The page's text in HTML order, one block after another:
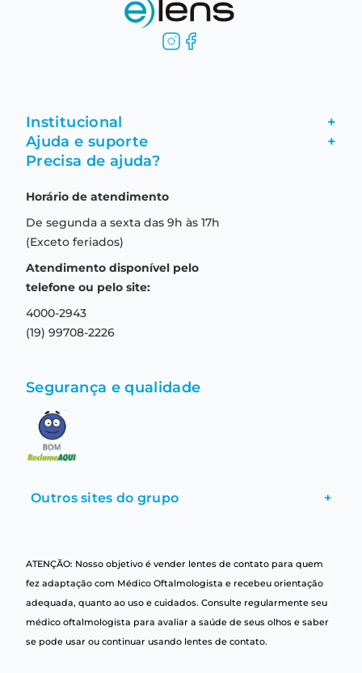
Institucional +
Fale conosco
Formas de pagamento
Aviso de privacidade
Termos e condições de uso
Ajuda e suporte +
Garantia
Troca e devolução
Central de relacionamento
Precisa de ajuda?
Horário de atendimento
De segunda a sexta das 9h às 17h
(Exceto feriados)
Atendimento disponível pelo
telefone ou pelo site:
4000-2943
(19) 99708-2226
Segurança e qualidade
Outros sites do grupo +
ATENÇÃO: Nosso objetivo é vender lentes de contato para quem
fez adaptação com Médico Oftalmologista e recebeu orientação
adequada, quanto ao uso e cuidados. Consulte regularmente seu
médico oftalmologista para avaliar a saúde de seus olhos e saber
se pode usar ou continuar usando lentes de contato.